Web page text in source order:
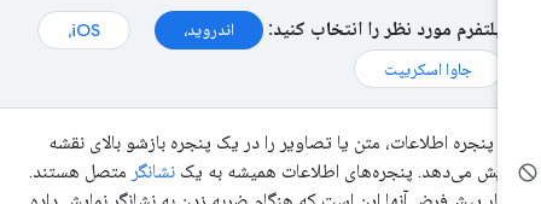
پلتفرم مورد نظر را انتخاب کنید: اندروید،
iOS،
جاوا اسکریپت
پنجره اطلاعات، متن یا تصاویر را در یک پنجره بازشو بالای نقشه
می‌دهد. پنجره‌های اطلاعات همیشه به یک نشانگرمتصل هستند.